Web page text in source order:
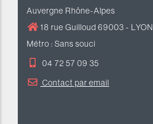
Auvergne Rhône-Alpes
18 rue Guilloud 69003 - LYON
Métro : Sans souci
04 72 57 09 35
Contact par email